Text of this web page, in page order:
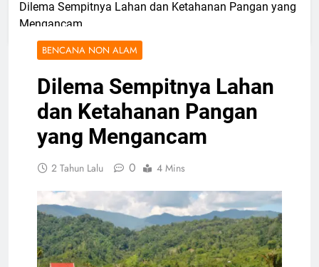
Dilema Sempitnya Lahan dan Ketahanan Pangan yang
Mengancam
BENCANA NON ALAM
Dilema Sempitnya Lahan
dan Ketahanan Pangan
yang Mengancam
2 Tahun Lalu 0 4 Mins